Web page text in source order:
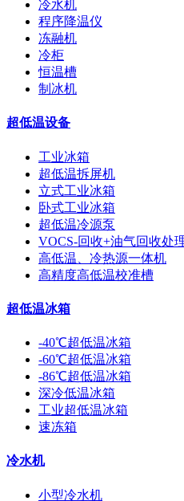
冷水机
程序降温仪
冻融机
冷柜
恒温槽
制冰机
超低温设备
工业冰箱
超低温拆屏机
立式工业冰箱
卧式工业冰箱
超低温冷源泵
VOCS-回收+油气回收处
高低温、冷热源一体机
高精度高低温校准槽
超低温冰箱
-40℃超低温冰箱
-60℃超低温冰箱
-86℃超低温冰箱
深冷低温冰箱
工业超低温冰箱
速冻箱
冷水机
小型冷水机